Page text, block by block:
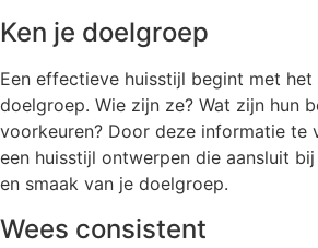
Ken je doelgroep
Een effectieve huisstijl begint met
doelgroep. Wie zijn ze? Wat zijn hun
voorkeuren? Door deze informatie te
een huisstijl ontwerpen die aansluit
en smaak van je doelgroep.
Wees consistent